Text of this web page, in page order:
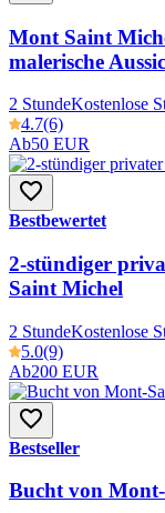
Mont Saint
malerische
2 StundeKostenlose
4.7(6)
Ab50 EUR
Bestbewertet
2-stündiger
Saint Michel
2 StundeKostenlose
5.0(9)
Ab200 EUR
Bestseller
Bucht von